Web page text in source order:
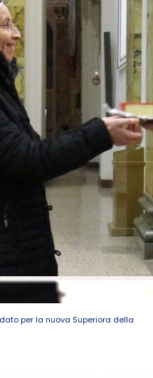
per la nuova Superiora della